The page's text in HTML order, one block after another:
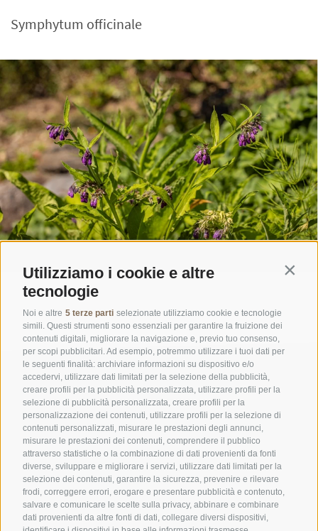
Utilizziamo i cookie e altre
tecnologie
Noi e altre 5 terze parti selezionate utilizziamo cookie e tecnologie
simili. Questi strumenti sono essenziali per garantire la fruizione dei
contenuti digitali, migliorare la navigazione e, previo tuo consenso,
per scopi pubblicitari. Ad esempio, potremmo utilizzare i tuoi dati per
le seguenti finalità: archiviare informazioni su dispositivo e/o
accedervi, utilizzare dati limitati per la selezione della pubblicità,
creare profili per la pubblicità personalizzata, utilizzare profili per la
selezione di pubblicità personalizzata, creare profili per la
personalizzazione dei contenuti, utilizzare profili per la selezione di
contenuti personalizzati, misurare le prestazioni degli annunci,
misurare le prestazioni dei contenuti, comprendere il pubblico
attraverso statistiche o la combinazione di dati provenienti da fonti
diverse, sviluppare e migliorare i servizi, utilizzare dati limitati per la
selezione dei contenuti, garantire la sicurezza, prevenire e rilevare
frodi, correggere errori, erogare e presentare pubblicità e contenuto,
salvare e comunicare le scelte sulla privacy, abbinare e combinare
dati provenienti da altre fonti di dati, collegare diversi dispositivi,
Symphytum officinale
UFFICIO PER IL PARCO NAZIONALE DELLO STELVIO
SOCIAL MEDIA POLICY | CREDITS | MAPPA DEL SITO | COOKIE POLICY | PRIVACY
Preferenze Cookies